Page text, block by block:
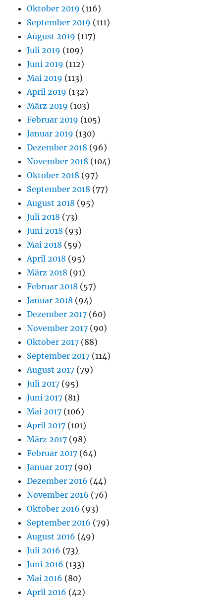
Oktober 2019 (116)
September 2019 (111)
August 2019 (117)
Juli 2019 (109)
Juni 2019 (112)
Mai 2019 (113)
April 2019 (132)
März 2019 (103)
Februar 2019 (105)
Januar 2019 (130)
Dezember 2018 (96)
November 2018 (104)
Oktober 2018 (97)
September 2018 (77)
August 2018 (95)
Juli 2018 (73)
Juni 2018 (93)
Mai 2018 (59)
April 2018 (95)
März 2018 (91)
Februar 2018 (57)
Januar 2018 (94)
Dezember 2017 (60)
November 2017 (90)
Oktober 2017 (88)
September 2017 (114)
August 2017 (79)
Juli 2017 (95)
Juni 2017 (81)
Mai 2017 (106)
April 2017 (101)
März 2017 (98)
Februar 2017 (64)
Januar 2017 (90)
Dezember 2016 (44)
November 2016 (76)
Oktober 2016 (93)
September 2016 (79)
August 2016 (49)
Juli 2016 (73)
Juni 2016 (133)
Mai 2016 (80)
April 2016 (42)